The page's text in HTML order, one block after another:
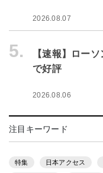
2026.08.07
5.
【速報】ロー
で好評
2026.08.06
注目キーワード
特集 日本アクセス